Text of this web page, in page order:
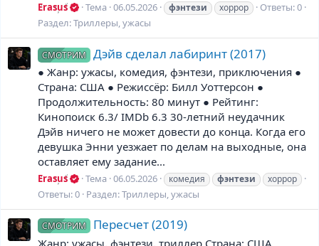
Erasus Тема 06.05.2026 фэнтези хоррор
Ответы: 0
Раздел:Триллеры, ужасы
СМОТРИМ Дэйв сделал лабиринт (2017)
● Жанр: ужасы, комедия, фэнтези, приключения ●
Страна: США ● Режиссёр: Билл Уоттерсон ●
Продолжительность: 80 минут ● Рейтинг:
Кинопоиск 6.3/ IMDb 6.3 30-летний неудачник
Дэйв ничего не может довести до конца. Когда его
девушка Энни уезжает по делам на выходные, она
оставляет ему задание...
Erasus Тема 06.05.2026 комедия фэнтези хоррор
Ответы: 0 Раздел:Триллеры, ужасы
СМОТРИМ Пересчет (2019)